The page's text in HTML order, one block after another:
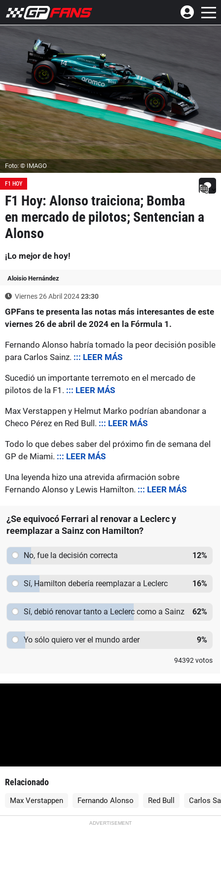
Foto: © IMAGO
F1 HOY
F1 Hoy: Alonso traiciona; Bomba
en mercado de pilotos; Sentencian a
Alonso
¡Lo mejor de hoy!
Aloisio Hernández
Viernes 26 Abril 202423:30
GPFans te presenta las notas más interesantes de este
viernes 26 de abril de 2024 en la Fórmula 1.
Fernando Alonso habría tomado la peor decisión posible
para Carlos Sainz. ::: LEER MÁS
Sucedió un importante terremoto en el mercado de
pilotos de la F1. ::: LEER MÁS
Max Verstappen y Helmut Marko podrían abandonar a
Checo Pérez en Red Bull. ::: LEER MÁS
Todo lo que debes saber del próximo fin de semana del
GP de Miami. ::: LEER MÁS
Una leyenda hizo una atrevida afirmación sobre
Fernando Alonso y Lewis Hamilton. ::: LEER MÁS
¿Se equivocó Ferrari al renovar a Leclerc y
reemplazar a Sainz con Hamilton?
No, fue la decisión correcta 12%
Sí, Hamilton debería reemplazar a Leclerc 16%
Sí, debió renovar tanto a Leclerc como a Sainz 62%
Yo sólo quiero ver el mundo arder 9%
94392 votos
Relacionado
Max Verstappen Fernando Alonso Red Bull Carlos
ADVERTISEMENT